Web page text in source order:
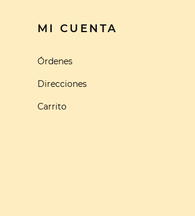
MI CUENTA
Órdenes
Direcciones
Carrito